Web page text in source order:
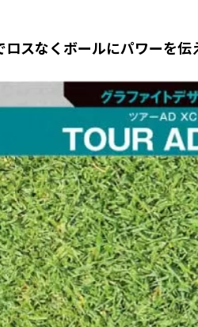
スなくボールにパワーを伝